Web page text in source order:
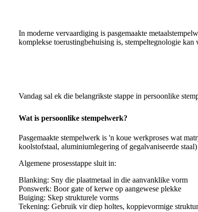
In moderne vervaardiging is pasgemaakte
komplekse toerustingbehuising is, stempeltegnologie
Vandag sal ek die belangrikste stappe in persoonlike
Wat is persoonlike stempelwerk?
Pasgemaakte stempelwerk is 'n koue werkproses wat
koolstofstaal, aluminiumlegering of gegalvaniseerde
Algemene prosesstappe sluit in:
Blanking: Sny die plaatmetaal in die aanvanklike vorm
Ponswerk: Boor gate of kerwe op aangewese plekke
Buiging: Skep strukturele vorms
Tekening: Gebruik vir diep holtes, koppievormige